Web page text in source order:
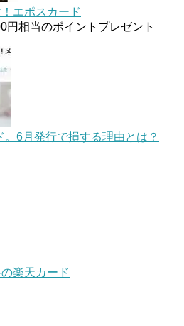
エポスカード
円相当のポイントプレゼント
6月発行で損する理由とは？
楽天カード